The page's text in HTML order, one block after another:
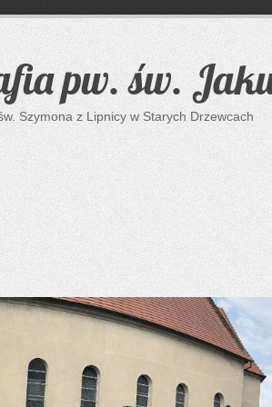
pw. św.
Szymona z Lipnicy w Starych Drzewcach